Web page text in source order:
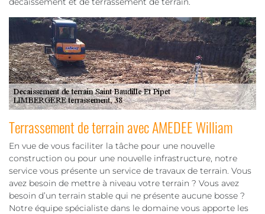
Terrassement de terrain avec AMEDEE William
En vue de vous faciliter la tâche pour une nouvelle
construction ou pour une nouvelle infrastructure, notre
service vous présente un service de travaux de terrain. Vous
avez besoin de mettre à niveau votre terrain ? Vous avez
besoin d’un terrain stable qui ne présente aucune bosse ?
Notre équipe spécialiste dans le domaine vous apporte les